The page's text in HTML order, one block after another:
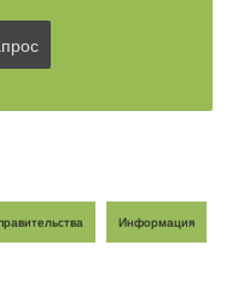
Информация